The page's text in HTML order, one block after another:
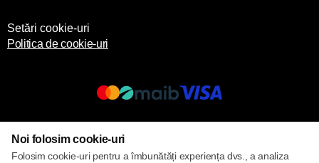
Setări cookie-uri
Politica de cookie-uri
Noi folosim cookie-uri
Folosim cookie-uri pentru a îmbunătăți experiența dvs., a analiza